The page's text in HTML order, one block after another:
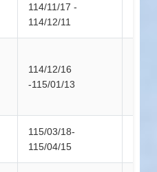
114/11/17 -
114/12/11
114/12/16
-115/01/13
115/03/18-
115/04/15